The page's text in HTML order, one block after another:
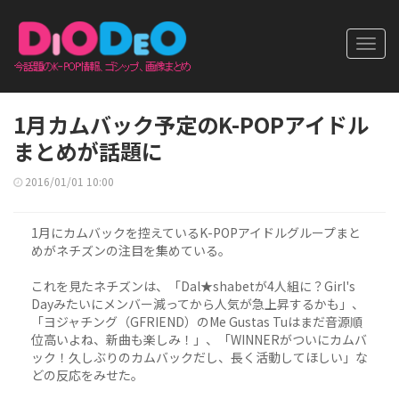
1月カムバック予定のK-POPアイドル
まとめが話題に
2016/01/01 10:00
1月にカムバックを控えているK-POPアイドルグループまと
めがネチズンの注目を集めている。
これを見たネチズンは、「Dal★shabetが4人組に？Girl's
Dayみたいにメンバー減ってから人気が急上昇するかも」、
「ヨジャチング（GFRIEND）のMe Gustas Tuはまだ音源順
位高いよね、新曲も楽しみ！」、「WINNERがついにカムバ
ック！久しぶりのカムバックだし、長く活動してほしい」な
どの反応をみせた。